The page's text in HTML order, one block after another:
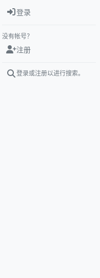
登录
没有帐号？
注册
登录或注册以进行搜索。